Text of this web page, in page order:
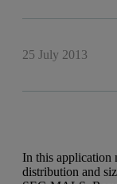
25 July 2013
In this application
distribution and